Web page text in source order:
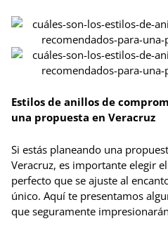
Estilos de anillos de
una propuesta en Veracruz
Si estás planeando una
Veracruz, es importante elegir
perfecto que se ajuste al
único. Aquí te presentamos
que seguramente